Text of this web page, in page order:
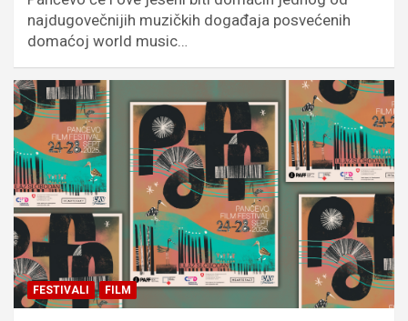
najdugovečnijih muzičkih događaja posvećenih
domaćoj world music…
FESTIVALI FILM